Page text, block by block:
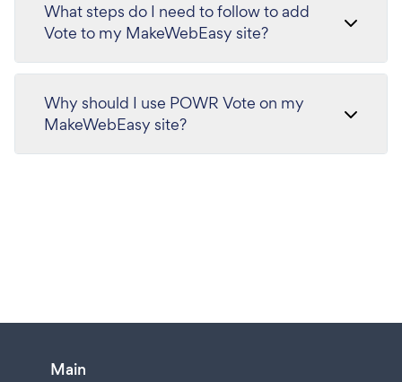
What steps do I need to follow to add
Vote to my MakeWebEasy site?
Why should I use POWR Vote on my
MakeWebEasy site?
Main